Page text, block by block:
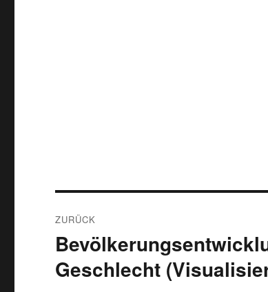
ZURÜCK
Vorheriger
Beitrag:
Geschlecht